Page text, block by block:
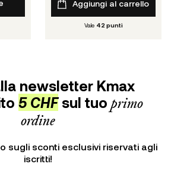
Aggiungi al carrello
Vale 42 punti
newsletter Kmax
5 CHFsul tuo primo
ordine
sugli sconti esclusivi riservati agli
iscritti!